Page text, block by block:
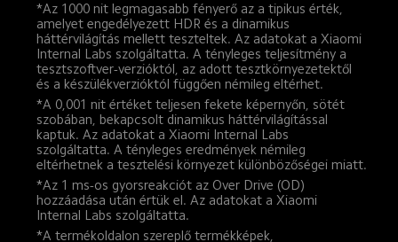
*Az 1000 nit legmagasabb fényerő az a tipikus érték,
amelyet engedélyezett HDR és a dinamikus
háttérvilágítás mellett teszteltek. Az adatokat a Xiaomi
Internal Labs szolgáltatta. A tényleges teljesítmény a
tesztszoftver-verzióktól, az adott tesztkörnyezetektől
és a készülékverzióktól függően némileg eltérhet.
*A 0,001 nit értéket teljesen fekete képernyőn, sötét
szobában, bekapcsolt dinamikus háttérvilágítással
kaptuk. Az adatokat a Xiaomi Internal Labs
szolgáltatta. A tényleges eredmények némileg
eltérhetnek a tesztelési környezet különbözőségei miatt.
*Az 1 ms-os gyorsreakciót az Over Drive (OD)
hozzáadása után értük el. Az adatokat a Xiaomi
Internal Labs szolgáltatta.
*A termékoldalon szereplő termékképek,